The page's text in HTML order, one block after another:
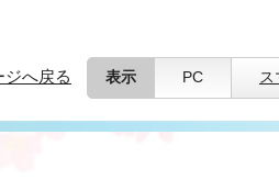
ジへ戻る 表示 PC ス